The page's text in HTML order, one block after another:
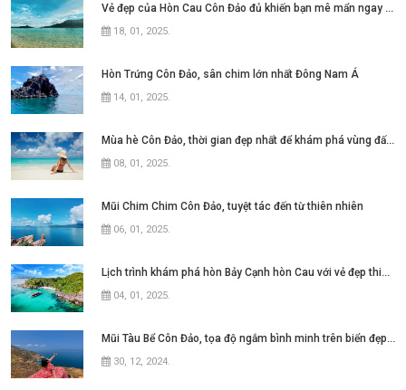
Vẻ đẹp của Hòn Cau Côn Đảo đủ khiến bạn mê mẩn ngay từ lần đầu
18, 01, 2025.
Hòn Trứng Côn Đảo, sân chim lớn nhất Đông Nam Á
14, 01, 2025.
Mùa hè Côn Đảo, thời gian đẹp nhất để khám phá vùng đất này
08, 01, 2025.
Mũi Chim Chim Côn Đảo, tuyệt tác đến từ thiên nhiên
06, 01, 2025.
Lịch trình khám phá hòn Bảy Cạnh hòn Cau với vẻ đẹp thiên nhiên hoang sơ
04, 01, 2025.
Mũi Tàu Bể Côn Đảo, tọa độ ngắm bình minh trên biển đẹp mê hồn
30, 12, 2024.